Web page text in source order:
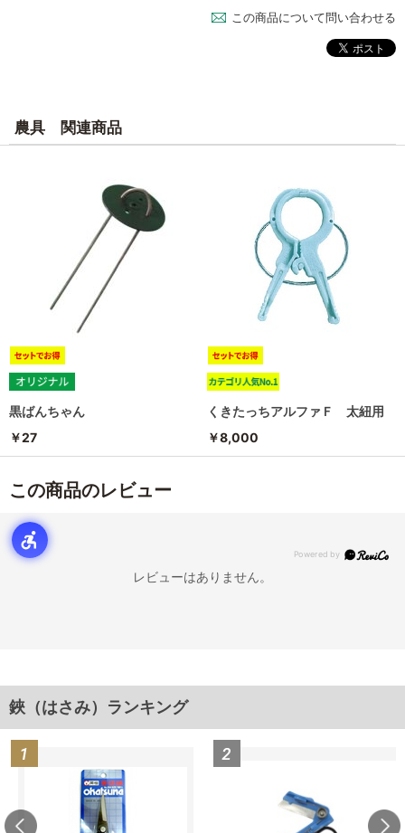
この商品について問い合わせる
農具 関連商品
黒ばんちゃん
￥27
くきたっちアルファＦ 太紐用
￥8,000
この商品のレビュー
レビューはありません。
鋏（はさみ）ランキング